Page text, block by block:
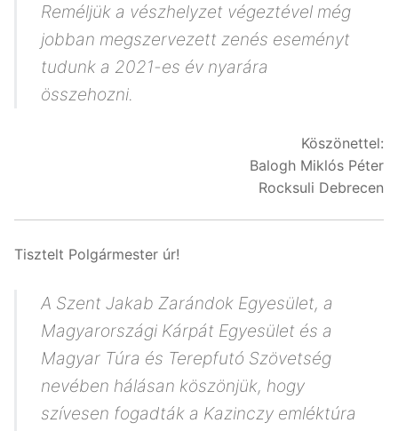
Reméljük a vészhelyzet végeztével még
jobban megszervezett zenés eseményt
tudunk a 2021-es év nyarára
összehozni.
Köszönettel:
Balogh Miklós Péter
Rocksuli Debrecen
Tisztelt Polgármester úr!
A Szent Jakab Zarándok Egyesület, a
Magyarországi Kárpát Egyesület és a
Magyar Túra és Terepfutó Szövetség
nevében hálásan köszönjük, hogy
szívesen fogadták a Kazinczy emléktúra